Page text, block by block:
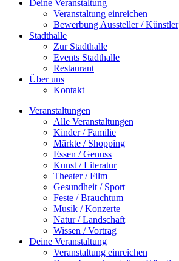
Deine Veranstaltung
Veranstaltung einreichen
Bewerbung Aussteller / Künstler
Stadthalle
Zur Stadthalle
Events Stadthalle
Restaurant
Über uns
Kontakt
Veranstaltungen
Alle Veranstaltungen
Kinder / Familie
Märkte / Shopping
Essen / Genuss
Kunst / Literatur
Theater / Film
Gesundheit / Sport
Feste / Brauchtum
Musik / Konzerte
Natur / Landschaft
Wissen / Vortrag
Deine Veranstaltung
Veranstaltung einreichen